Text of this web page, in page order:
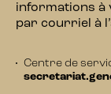
informations à
par courriel à
Centre de